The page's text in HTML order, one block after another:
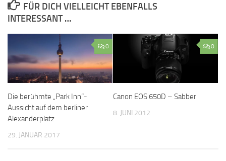
FÜR DICH VIELLEICHT EBENFALLS
INTERESSANT …
0
Die berühmte „Park Inn“-
Aussicht auf dem berliner
Alexanderplatz
29. JANUAR 2017
0
Canon EOS 650D – Sabber
8. JUNI 2012